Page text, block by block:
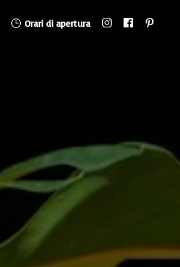
Orari di apertura